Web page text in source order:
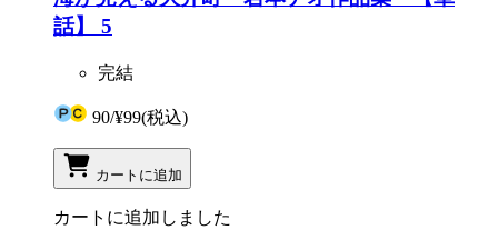
話】 5
完結
90/¥99(税込)
カートに追加
カートに追加しました